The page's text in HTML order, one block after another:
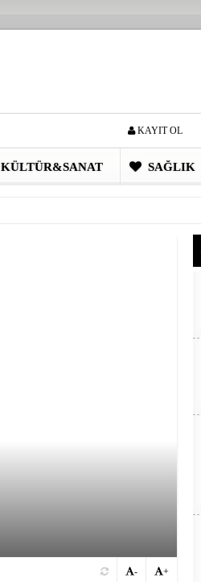
KAYIT OL
KÜLTÜR&SANAT SAĞLIK
+
-